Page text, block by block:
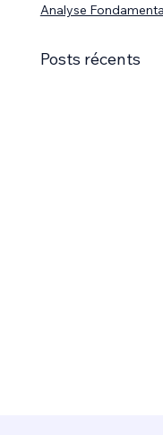
Analyse
Posts récents